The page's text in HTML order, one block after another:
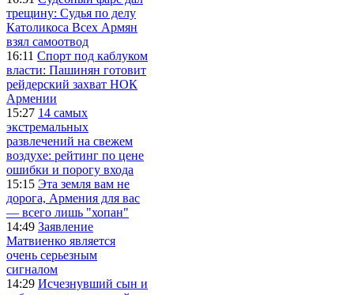
трещину: Судья по делу
Католикоса Всех Армян
взял самоотвод
16:11 Спорт под каблуком
власти: Пашинян готовит
рейдерский захват НОК
Армении
15:27 14 самых
экстремальных
развлечений на свежем
воздухе: рейтинг по цене
ошибки и порогу входа
15:15 Эта земля вам не
дорога, Армения для вас
— всего лишь "хопан"
14:49 Заявление
Матвиенко является
очень серьезным
сигналом
14:29 Исчезнувший сын и